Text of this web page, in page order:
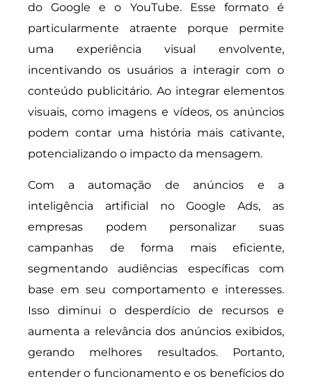
do Google e o YouTube. Esse formato é
particularmente atraente porque permite
uma experiência visual envolvente,
incentivando os usuários a interagir com o
conteúdo publicitário. Ao integrar elementos
visuais, como imagens e vídeos, os anúncios
podem contar uma história mais cativante,
potencializando o impacto da mensagem.
Com a automação de anúncios e a
inteligência artificial no Google Ads, as
empresas podem personalizar suas
campanhas de forma mais eficiente,
segmentando audiências específicas com
base em seu comportamento e interesses.
Isso diminui o desperdício de recursos e
aumenta a relevância dos anúncios exibidos,
gerando melhores resultados. Portanto,
entender o funcionamento e os benefícios do